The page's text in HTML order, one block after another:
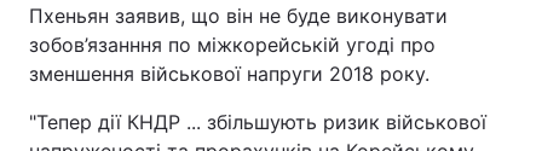
Лонгріди
Пхеньян заявив, що він не буде виконувати
зобов’язанння по міжкорейській угоді про
зменшення військової напруги 2018 року.
"Тепер дії КНДР ... збільшують ризик військової